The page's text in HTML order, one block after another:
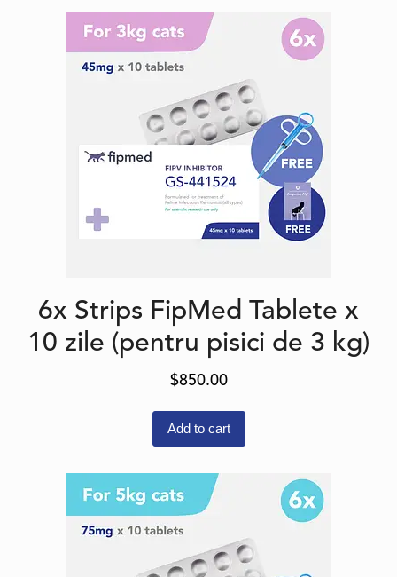
6x Strips FipMed Tablete x
10 zile (pentru pisici de 3 kg)
$850.00
Add to cart